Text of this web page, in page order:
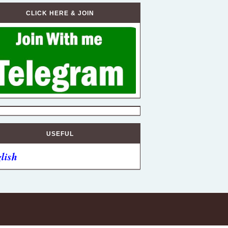
CLICK HERE & JOIN
USEFUL